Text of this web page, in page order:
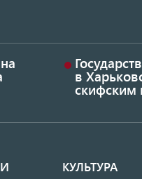
в
скифским
КУЛЬТУРА